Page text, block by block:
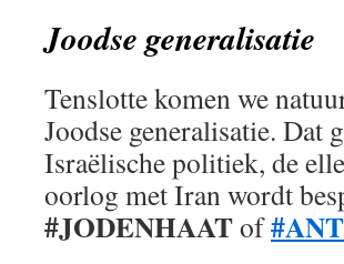
Joodse generalisatie
Tenslotte komen we
Joodse generalisatie. Dat
Israëlische politiek, de
oorlog met Iran wordt
#JODENHAATof